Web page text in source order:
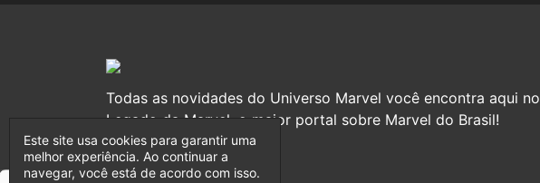
Todas as novidades do Universo Marvel você encontra aqui no
Legado da Marvel, o maior portal sobre Marvel do Brasil!
Este site usa cookies para garantir uma
melhor experiência. Ao continuar a
navegar, você está de acordo com isso.